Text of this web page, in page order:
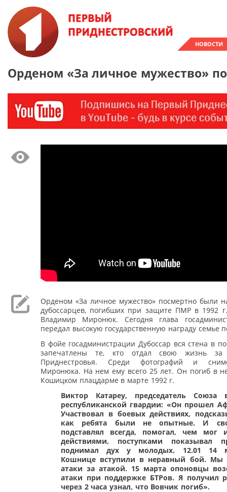
НОВОСТИ
Орденом «За личное мужество»
Орденом «За личное мужество» посмертно были
дубоссарцев, погибших при защите ПМР в 1992
Владимир Миронюк. Сегодня глава
передал высокую государственную награду семье
В фойе госадминистрации Дубоссар вся стена в
запечатлены те, кто отдал свою жизнь за
Приднестровья. Среди фотографий и
Миронюка. На нем ему всего 25 лет. Он погиб в
Кошицком плацдарме в марте 1992 г.
Виктор Катареу, председатель Союза
республиканской гвардии: «Он прошел
Участвовал в боевых действиях,
как ребята были не опытные. И
подставлял всегда, помогал, чем мог
действиями, поступками показывал
поднимал дух у молодых. 12.01 14
Кошнице вступили в неравный бой. Мы
атаки за атакой. 15 марта опоновцы
атаки при поддержке БТРов. Я получил
через 2 часа узнал, что Вовчик погиб».